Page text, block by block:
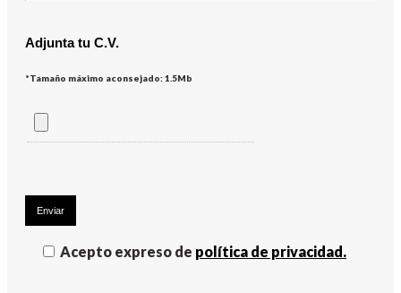
Adjunta tu C.V.
*Tamaño máximo aconsejado: 1.5Mb
Acepto expreso de política de privacidad.